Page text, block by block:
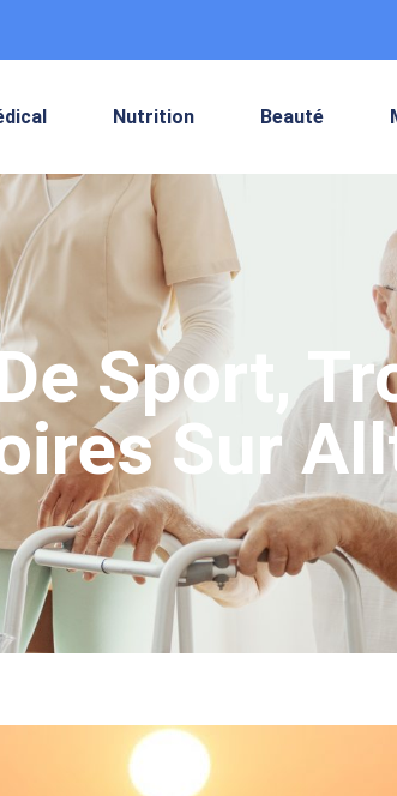
Nutrition Beauté
Sport,
Sur